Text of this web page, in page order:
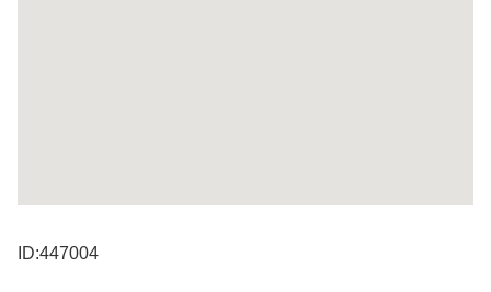
ID:447004